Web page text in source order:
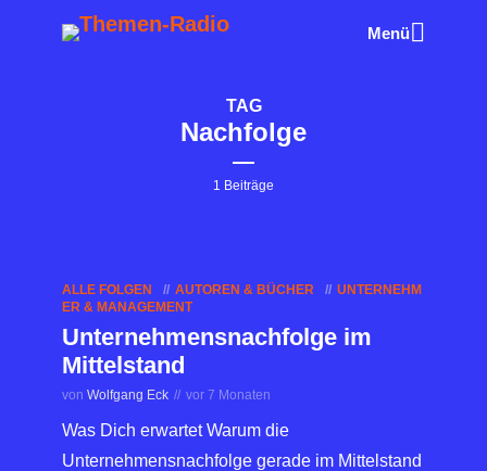
Menü
TAG
Nachfolge
1 Beiträge
ALLE FOLGEN AUTOREN & BÜCHER
UNTERNEHM
ER & MANAGEMENT
Unternehmensnachfolge im
Mittelstand
von Wolfgang Eck vor 7 Monaten
Was Dich erwartet Warum die
Unternehmensnachfolge gerade im Mittelstand